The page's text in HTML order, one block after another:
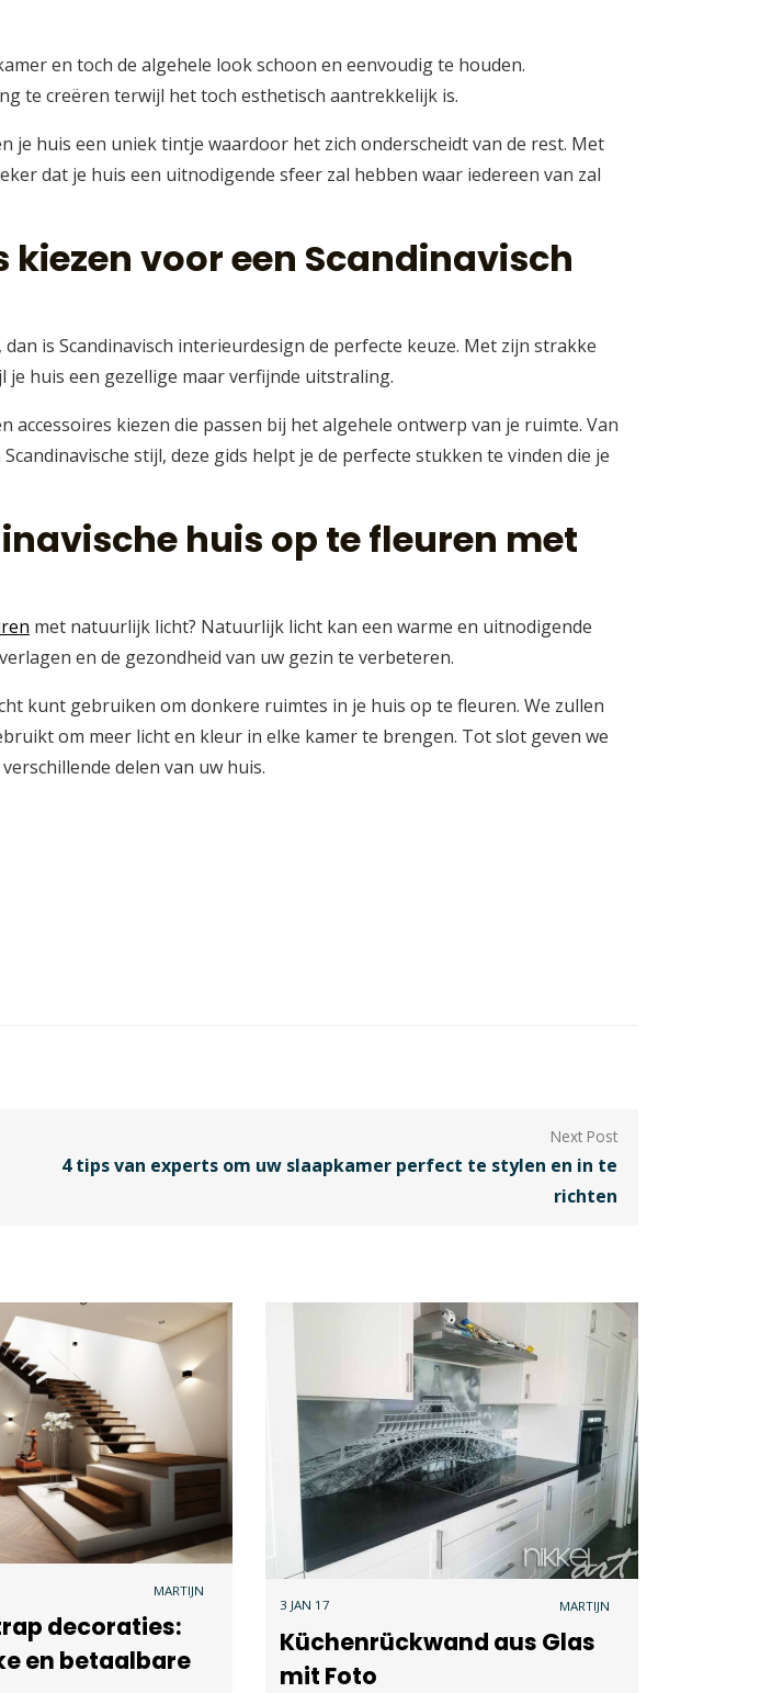
en toch de algehele look schoon en eenvoudig te houden.
te creëren terwijl het toch esthetisch aantrekkelijk is.
huis een uniek tintje waardoor het zich onderscheidt van de rest. Met
dat je huis een uitnodigende sfeer zal hebben waar iedereen van zal
voor een Scandinavisch
is Scandinavisch interieurdesign de perfecte keuze. Met zijn strakke
huis een gezellige maar verfijnde uitstraling.
kiezen die passen bij het algehele ontwerp van je ruimte. Van
stijl, deze gids helpt je de perfecte stukken te vinden die je
huis op te fleuren met
met natuurlijk licht? Natuurlijk licht kan een warme en uitnodigende
en de gezondheid van uw gezin te verbeteren.
kunt gebruiken om donkere ruimtes in je huis op te fleuren. We zullen
om meer licht en kleur in elke kamer te brengen. Tot slot geven we
delen van uw huis.
4 tips van experts om uw slaapkamer perfect te stylen en in te
richten
MARTIJN
decoraties:
en betaalbare
3 JAN 17 MARTIJN
Küchenrückwand aus Glas
mit Foto